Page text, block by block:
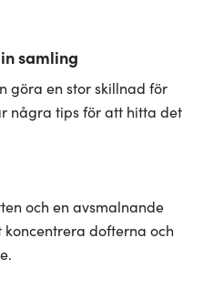
samling
göra en stor skillnad för
några tips för att hitta det
och en avsmalnande
dofterna och